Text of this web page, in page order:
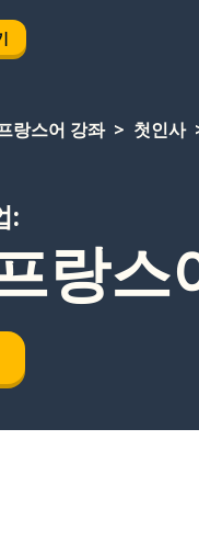
랑스어 강좌 첫인사
:
랑스